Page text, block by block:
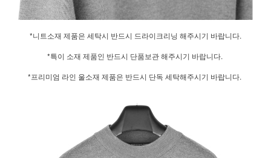
*니트소재 제품은 세탁시 반드시 드라이크리닝 해주시기 바랍니다.
*특이 소재 제품인 반드시 단품보관 해주시기 바랍니다.
*프리미엄 라인 울소재 제품은 반드시 단독 세탁해주시기 바랍니다.